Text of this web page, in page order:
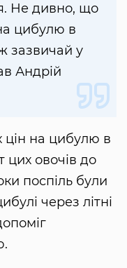
Не дивно, що
цибулю в
зазвичай у
Андрій
цін на цибулю в
цих овочів до
поспіль були
через літні